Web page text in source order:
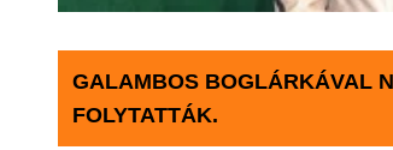
GALAMBOS BOGLÁRKÁVAL
FOLYTATTÁK.